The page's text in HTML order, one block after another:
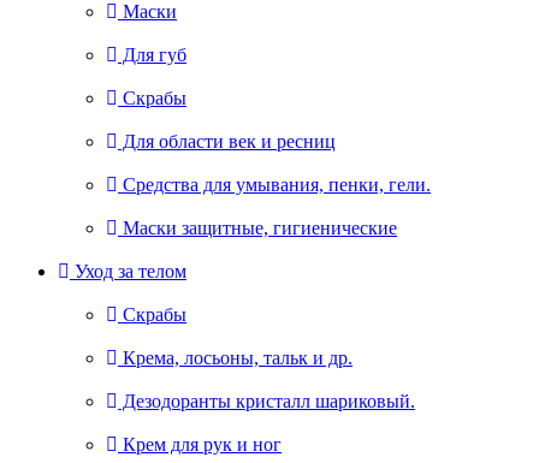
Маски
Для губ
Скрабы
Для области век и ресниц
Средства для умывания, пенки, гели.
Маски защитные, гигиенические
Уход за телом
Скрабы
Крема, лосьоны, тальк и др.
Дезодоранты кристалл шариковый.
Крем для рук и ног